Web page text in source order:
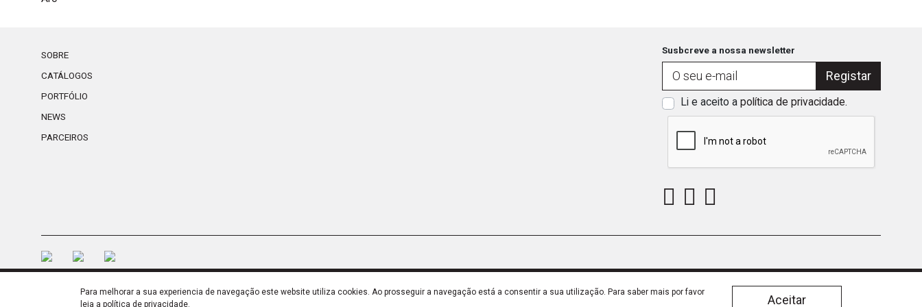
SOBRE
CATÁLOGOS
PORTFÓLIO
NEWS
PARCEIROS
Susbcreve a nossa newsletter
Registar
Li e aceito a política de privacidade.
SSL Política de Privacidade Política de Qualidade © LARUSDESIGN 2023 Desenvolvido por THESIGN
Para melhorar a sua experiencia de navegação este website utiliza cookies. Ao prosseguir a navegação está a consentir a sua utilização. Para saber mais por favor
leia a política de privacidade Aceitar